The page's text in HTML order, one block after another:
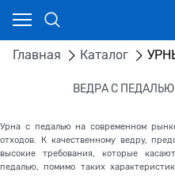
Главная Каталог
ВЕДРА С
Урна с педалью на современном
отходов. К качественному ведру,
высокие требования, которые
педалью, помимо таких